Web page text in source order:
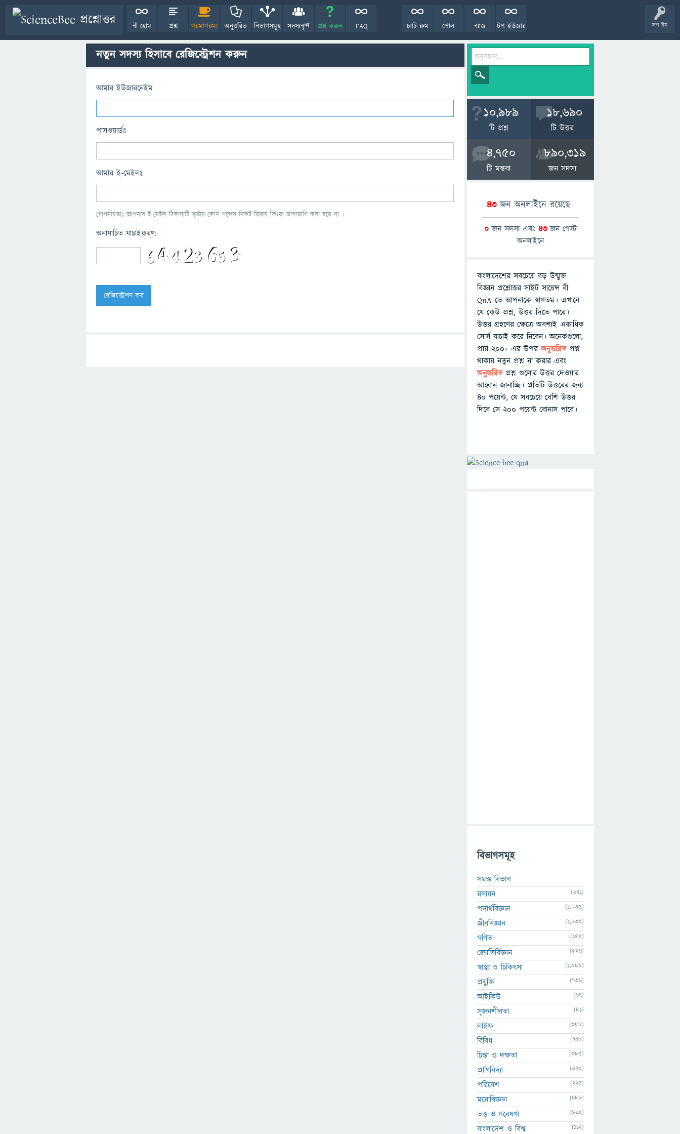
লগ ইন
বী হোম প্রশ্ন গরমাগরম! অনুত্তরিত বিভাগসমূহ সদস্যবৃন্দ প্রশ্ন করুন FAQ টপ ইউজার
ব্যাজ
পোল
চ্যাট রুম
নতুন সদস্য হিসাবে রেজিস্ট্রেশন করুন
আমার ইউজারনেইম
পাসওয়ার্ডঃ
আমার ই-মেইলঃ
গোপনীয়তাঃ আপনার ই-মেইল ঠিকানাটি তৃতীয় কোন পক্ষের নিকট বিক্রয় কিংবা ভাগাভাগি করা হবে না ।
অনাযাচিত যাচাইকরণ:
10,989
টি প্রশ্ন
18,690
টি উত্তর
4,750
টি মন্তব্য
890,319
জন সদস্য
43জন অনলাইনে রয়েছে
0 জন সদস্য এবং 43জন গেস্ট
অনলাইনে
বাংলাদেশের সবচেয়ে বড় উন্মুক্ত
বিজ্ঞান প্রশ্নোত্তর সাইট সায়েন্স বী
QnA তে আপনাকে স্বাগতম। এখানে
যে কেউ প্রশ্ন, উত্তর দিতে পারে।
উত্তর গ্রহণের ক্ষেত্রে অবশ্যই একাধিক
সোর্স যাচাই করে নিবেন। অনেকগুলো,
প্রায় ২০০+ এর উপরঅনুত্তরিতপ্রশ্ন
থাকায় নতুন প্রশ্ন না করার এবং
অনুত্তরিত প্রশ্ন গুলোর উত্তর দেওয়ার
আহ্বান জানাচ্ছি। প্রতিটি উত্তরের জন্য
৪০ পয়েন্ট, যে সবচেয়ে বেশি উত্তর
দিবে সে ২০০ পয়েন্ট বোনাস পাবে।
বিভাগসমূহ
সমস্ত বিভাগ
রসায়ন
(641)
পদার্থবিজ্ঞান (1,035)
জীববিজ্ঞান (1,830)
গণিত (159)
জ্যোতির্বিজ্ঞান (526)
স্বাস্থ্য ও চিকিৎসা (1,989)
প্রযুক্তি (736)
আইকিউ (67)
সৃজনশীলতা (81)
লাইফ (388)
বিবিধ (749)
চিন্তা ও দক্ষতা (385)
প্রাণিবিদ্যা (620)
পরিবেশ (225)
মনোবিজ্ঞান (488)
তত্ত্ব ও গবেষণা (669)
বাংলাদেশ ও বিশ্ব (112)